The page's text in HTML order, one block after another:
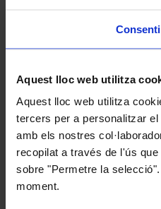
Aquest lloc web utilitza
Aquest lloc web utilitza
tercers per a personalitzar
amb els nostres
recopilat a través de l'ús
sobre "Permetre la
moment.